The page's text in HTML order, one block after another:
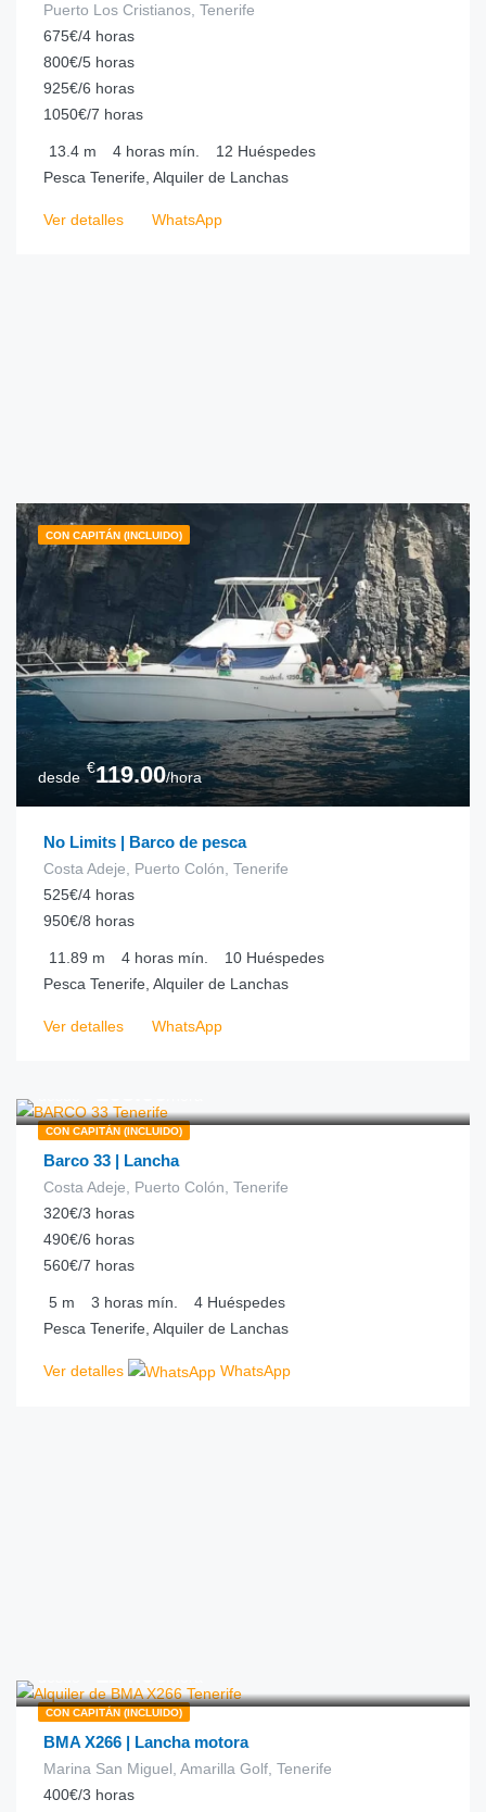
Puerto Los Cristianos, Tenerife
675€/4 horas
800€/5 horas
925€/6 horas
1050€/7 horas
13.4 m 4 horas mín. 12 Huéspedes
Pesca Tenerife, Alquiler de Lanchas
Ver detalles WhatsApp
CON CAPITÁN (INCLUIDO)
desde
€119.00/hora
No Limits | Barco de pesca
Costa Adeje, Puerto Colón, Tenerife
525€/4 horas
950€/8 horas
11.89 m 4 horas mín. 10 Huéspedes
Pesca Tenerife, Alquiler de Lanchas
Ver detalles WhatsApp
CON CAPITÁN (INCLUIDO)
Barco 33 | Lancha
Costa Adeje, Puerto Colón, Tenerife
320€/3 horas
490€/6 horas
560€/7 horas
5 m 3 horas mín. 4 Huéspedes
Pesca Tenerife, Alquiler de Lanchas
Ver detalles WhatsApp
CON CAPITÁN (INCLUIDO)
BMA X266 | Lancha motora
Marina San Miguel, Amarilla Golf, Tenerife
400€/3 horas